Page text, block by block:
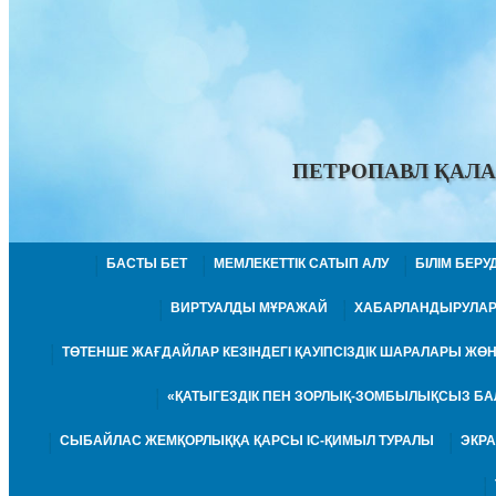
ПЕТРОПАВЛ
БАСТЫ БЕТ МЕМЛЕКЕТТІК САТЫП АЛУ БІЛІМ
ВИРТУАЛДЫ МҰРАЖАЙ ХАБАРЛАНДЫРУЛАР
ТӨТЕНШЕ ЖАҒДАЙЛАР КЕЗІНДЕГІ ҚАУІПСІЗДІК ШАРАЛАРЫ
«ҚАТЫГЕЗДІК ПЕН ЗОРЛЫҚ-ЗОМБЫЛЫҚСЫЗ
СЫБАЙЛАС ЖЕМҚОРЛЫҚҚА ҚАРСЫ ІС-ҚИМЫЛ ТУРАЛЫ